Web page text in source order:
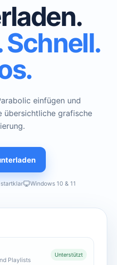
Schnell.
einfügen und
übersichtliche grafische
Windows 10 & 11
Playlists
Unterstützt